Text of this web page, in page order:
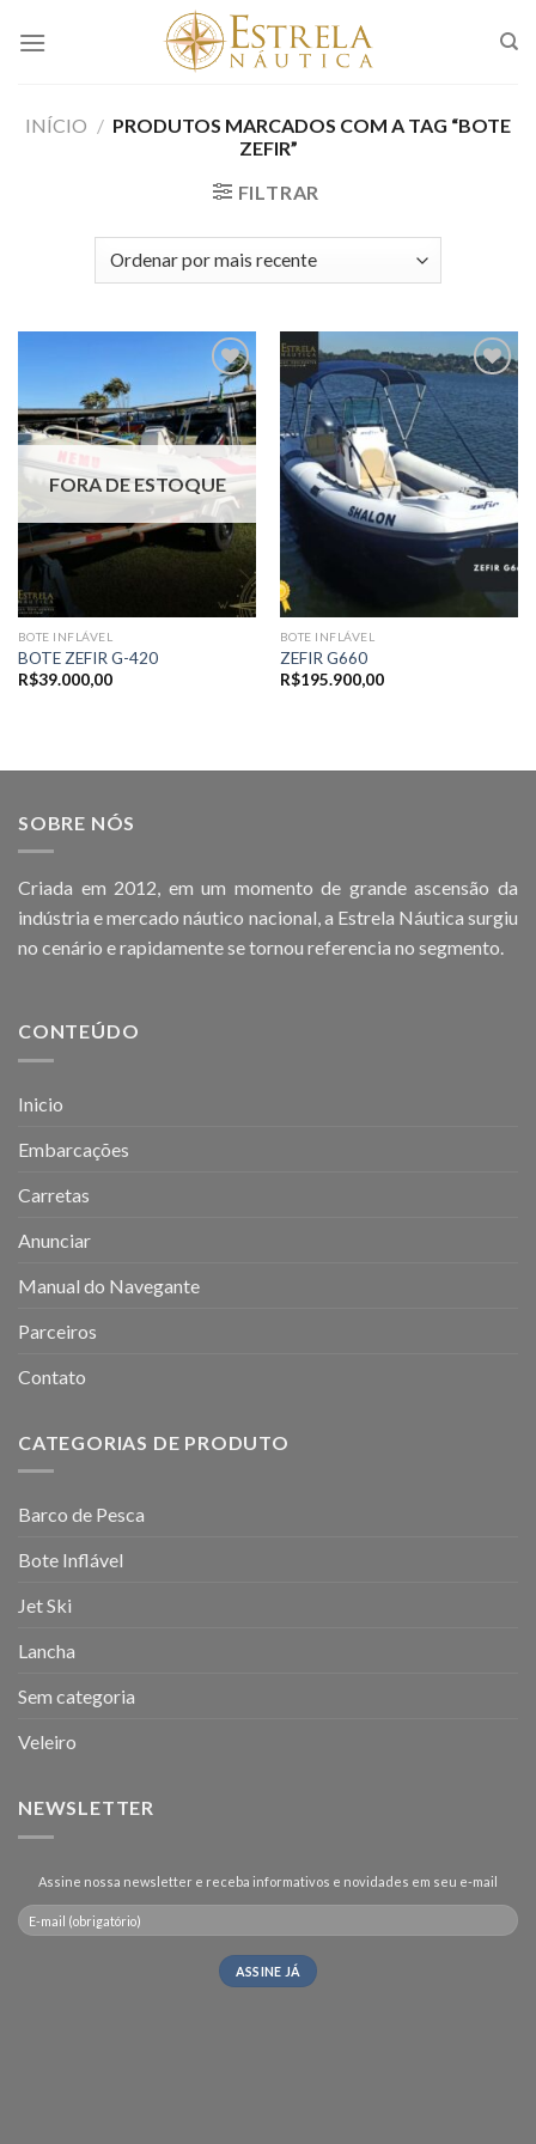
INÍCIO / PRODUTOS MARCADOS COM A TAG “BOTE
ZEFIR”
FILTRAR
Adicionar
aos meus
favoritos
FORA DE ESTOQUE
BOTE INFLÁVEL
BOTE ZEFIR G-420
R$39.000,00
Adicionar
aos meus
favoritos
BOTE INFLÁVEL
ZEFIR G660
R$195.900,00
SOBRE NÓS
Criada em 2012, em um momento de grande ascensão da
indústria e mercado náutico nacional, a Estrela Náutica surgiu
no cenário e rapidamente se tornou referencia no segmento.
CONTEÚDO
Inicio
Embarcações
Carretas
Anunciar
Manual do Navegante
Parceiros
Contato
CATEGORIAS DE PRODUTO
Barco de Pesca
Bote Inflável
Jet Ski
Lancha
Sem categoria
Veleiro
NEWSLETTER
Assine nossa newsletter e receba informativos e novidades em seu e-mail